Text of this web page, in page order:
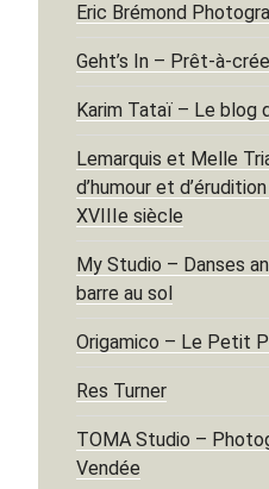
Eric Brémond
Geht’s In – Prêt-à-
Karim Tataï – Le blog
Lemarquis et Melle
d’humour et
XVIIIe siècle
My Studio – Danses
barre au sol
Origamico – Le Petit
Res Turner
TOMA Studio –
Vendée